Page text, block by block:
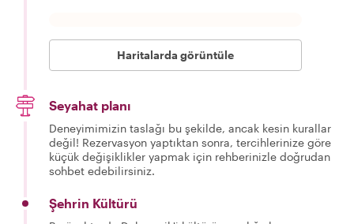
Haritalarda görüntüle
Seyahat planı
Deneyimimizin taslağı bu şekilde, ancak kesin kurallar
değil! Rezervasyon yaptıktan sonra, tercihlerinize göre
küçük değişiklikler yapmak için rehberinizle doğrudan
sohbet edebilirsiniz.
Şehrin Kültürü